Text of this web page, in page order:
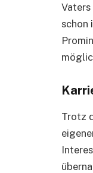
schon
Trotz